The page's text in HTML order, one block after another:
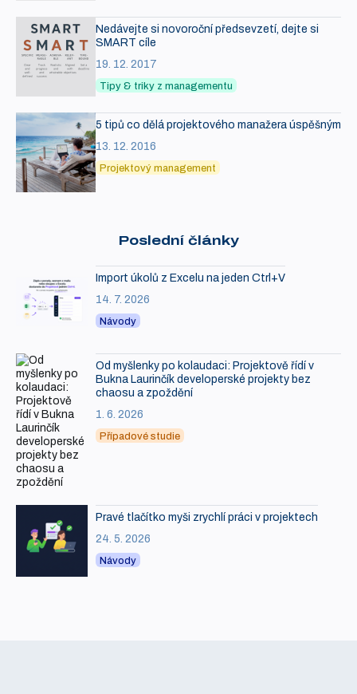
Nedávejte si novoroční předsevzetí, dejte si
SMART cíle
19. 12. 2017
Tipy & triky z managementu
5 tipů co dělá projektového manažera úspěšným
13. 12. 2016
Projektový management
Poslední články
Import úkolů z Excelu na jeden Ctrl+V
14. 7. 2026
Návody
Od myšlenky po kolaudaci: Projektově řídí v
Bukna Laurinčík developerské projekty bez
chaosu a zpoždění
1. 6. 2026
Případové studie
Pravé tlačítko myši zrychlí práci v projektech
24. 5. 2026
Návody